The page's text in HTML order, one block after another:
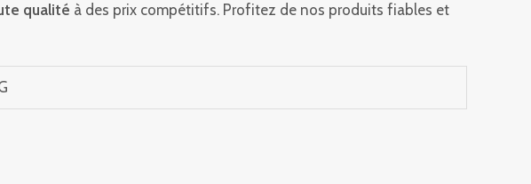
qualité à des prix compétitifs. Profitez de nos produits fiables et